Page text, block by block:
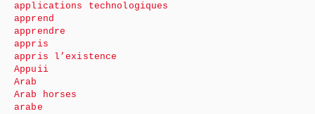
applications technologiques
apprend
apprendre
appris
appris l’existence
Appuii
Arab
Arab horses
arabe